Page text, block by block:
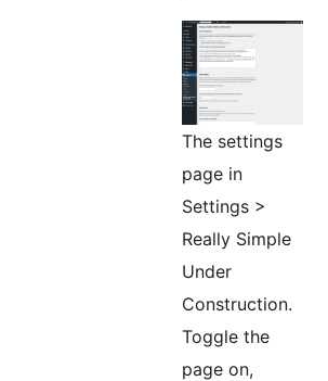
The settings
page in
Settings >
Really Simple
Under
Construction.
Toggle the
page on,